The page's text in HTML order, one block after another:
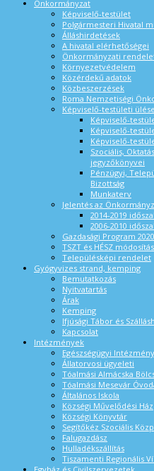
Önkormányzat
Képviselő-testület
Polgármesteri Hivatal
Álláshirdetések
A hivatal elérhetőségei
Önkormányzati
Környezetvédelem
Közérdekű adatok
Közbeszerzések
Roma Nemzetiségi
Képviselő-testületi
Képviselő-
Képviselő-
Képviselő-
Szociális,
jegyzőkönyvei
Pénzügyi,
Bizottság
Munkaterv
Jelentés az
2014-2019
2006-2010
Gazdasági Program
TSZT és HÉSZ módosítás
Településképi rendelet
Gyógyvizes strand, kemping
Bemutatkozás
Nyitvatartás
Árak
Kemping
Ifjúsági Tábor és
Kapcsolat
Intézmények
Egészségügyi
Állatorvosi ügyeleti
Tóalmási Almácska
Tóalmási Mesevár
Általános Iskola
Községi Művelődési Ház
Községi Könyvtár
Segítőkéz Szociális
Falugazdász
Hulladékszállítás
Tiszamenti Regionális